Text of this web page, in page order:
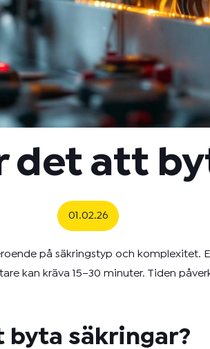
det att
01.02.26
på säkringstyp och komplexitet.
kan kräva 15–30 minuter. Tiden
byta säkringar?